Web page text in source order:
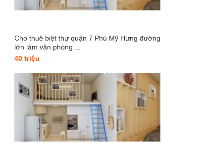
Cho thuê biệt thự quận 7 Phú Mỹ Hưng đường
lớn làm văn phòng ...
40 triệu